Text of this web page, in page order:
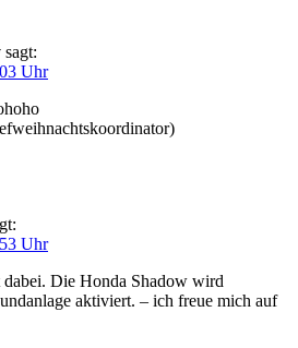
sagt:
Uhr
Uhr
dabei. Die Honda Shadow wird
aktiviert. – ich freue mich auf